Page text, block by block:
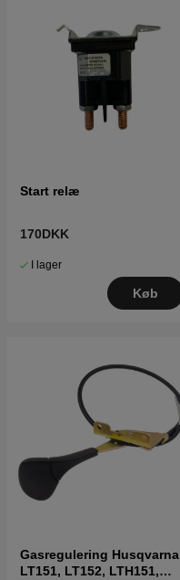
Start relæ
170DKK
I lager
Køb
Gasregulering Husqvarna
LT151, LT152, LTH151,